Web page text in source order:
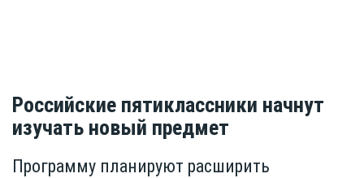
Российские пятиклассники начнут
изучать новый предмет
Программу планируют расширить